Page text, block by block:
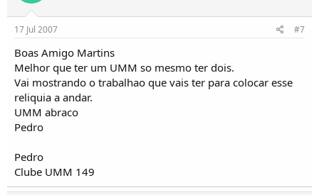
17 Jul 2007 #7
Boas Amigo Martins
Melhor que ter um UMM so mesmo ter dois.
Vai mostrando o trabalhao que vais ter para colocar esse
reliquia a andar.
UMM abraco
Pedro
Pedro
Clube UMM 149